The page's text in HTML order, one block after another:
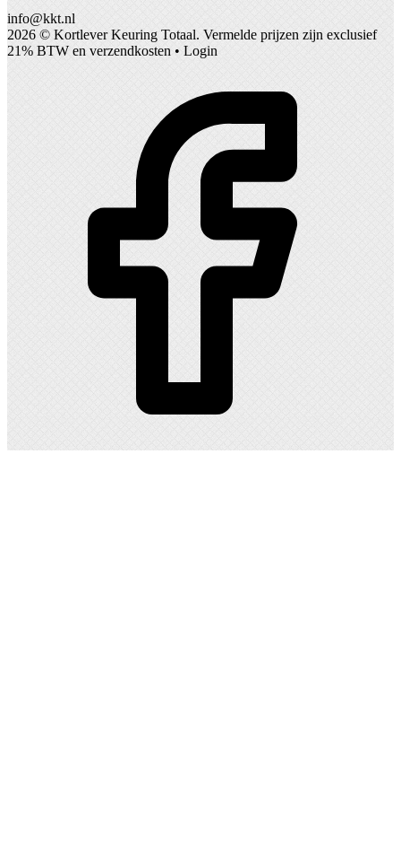
info@kkt.nl
2026 © Kortlever Keuring Totaal. Vermelde prijzen zijn exclusief
21% BTW en verzendkosten • Login